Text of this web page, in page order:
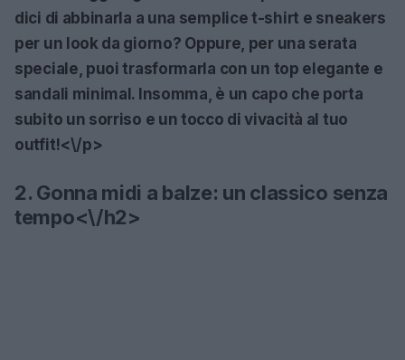
dici di abbinarla a una semplice t-shirt e sneakers
per un look da giorno? Oppure, per una serata
speciale, puoi trasformarla con un top elegante e
sandali minimal. Insomma, è un capo che porta
subito un sorriso e un tocco di vivacità al tuo
outfit!<\/p>
2. Gonna midi a balze: un classico senza
tempo<\/h2>